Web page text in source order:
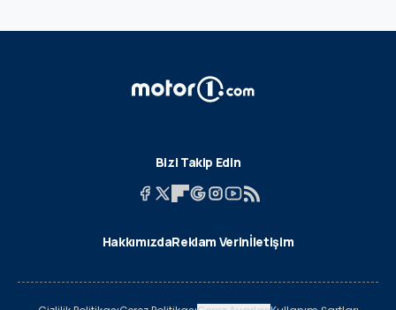
Bizi Takip Edin
HakkımızdaReklam Verinİletişim